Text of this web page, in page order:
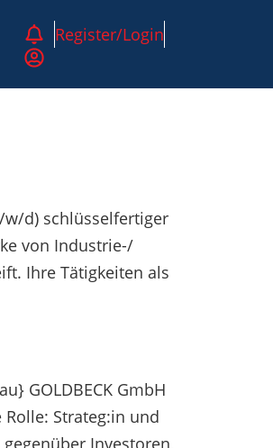
Register/Login
d) schlüsselfertiger
von Industrie-/
Ihre Tätigkeiten als
GOLDBECK GmbH
Strateg:in und